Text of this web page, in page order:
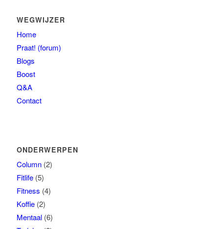
WEGWIJZER
Home
Praat! (forum)
Blogs
Boost
Q&A
Contact
ONDERWERPEN
Column(2)
Fitlife(5)
Fitness (4)
Koffie(2)
Mentaal(6)